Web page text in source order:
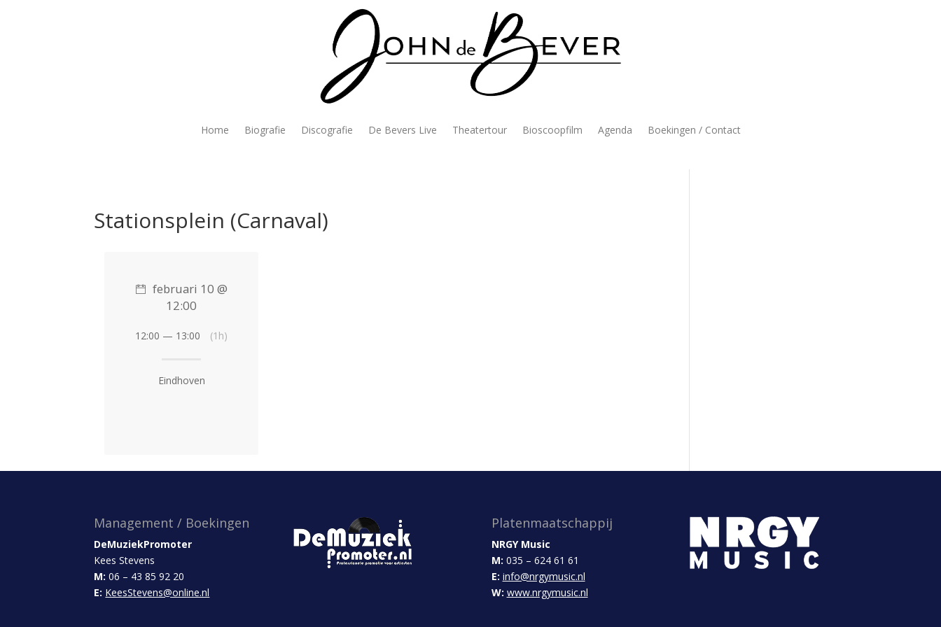
Home Biografie Discografie De Bevers Live Theatertour Bioscoopfilm Agenda Boekingen / Contact
Stationsplein (Carnaval)
februari 10 @
12:00
12:00 — 13:00 (1h)
Eindhoven
Management / Boekingen
DeMuziekPromoter
Kees Stevens
M: 06 – 43 85 92 20
E: KeesStevens@online.nl
Platenmaatschappij
NRGY Music
M: 035 – 624 61 61
E: info@nrgymusic.nl
W: www.nrgymusic.nl